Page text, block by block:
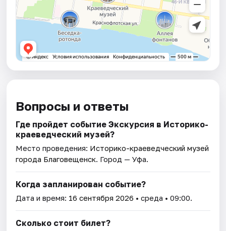
Вопросы и ответы
Где пройдет событие Экскурсия в Историко-
краеведческий музей?
Место проведения: Историко-краеведческий музей
города Благовещенск. Город — Уфа.
Когда запланирован событие?
Дата и время: 16 сентября 2026 • среда • 09:00.
Сколько стоит билет?